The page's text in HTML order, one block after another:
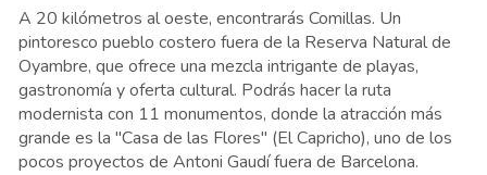
A 20 kilómetros al oeste, encontrarás Comillas. Un
pintoresco pueblo costero fuera de la Reserva Natural de
Oyambre, que ofrece una mezcla intrigante de playas,
gastronomía y oferta cultural. Podrás hacer la ruta
modernista con 11 monumentos, donde la atracción más
grande es la "Casa de las Flores" (El Capricho), uno de los
pocos proyectos de Antoni Gaudí fuera de Barcelona.